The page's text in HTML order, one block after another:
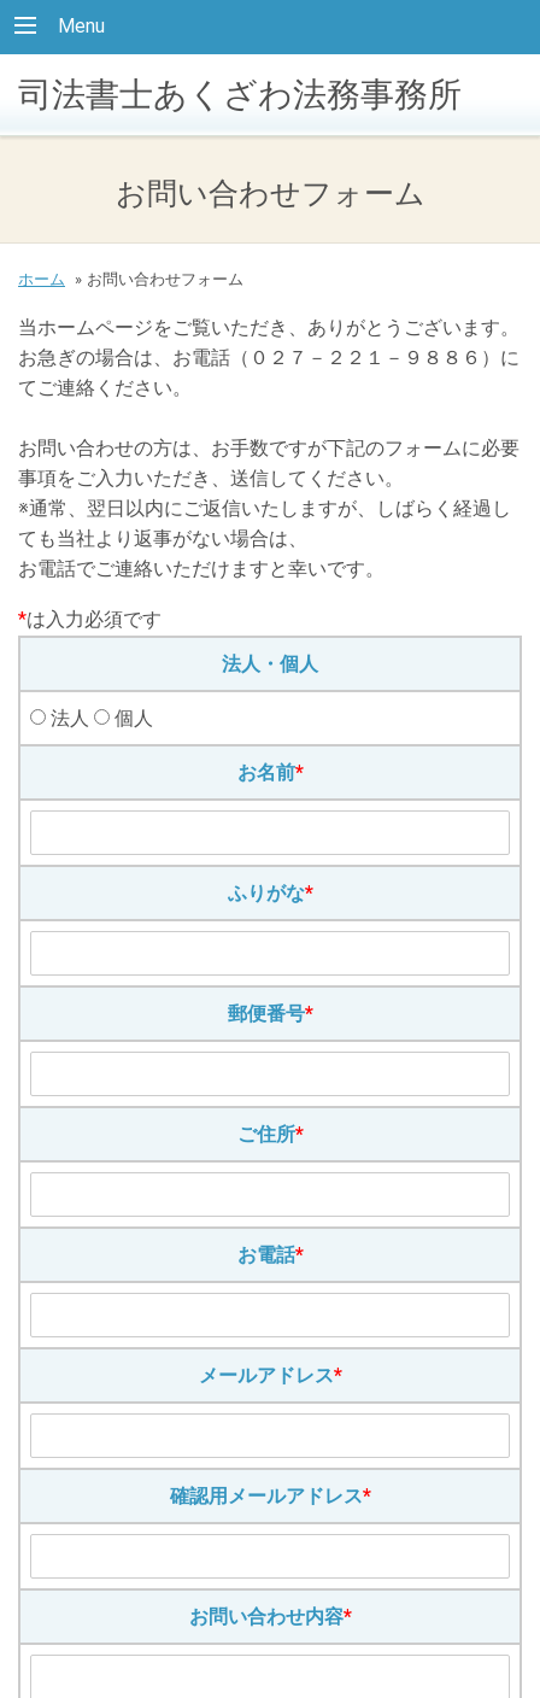
Menu
司法書士あくざわ法務事務所
お問い合わせフォーム
ホーム » お問い合わせフォーム
当ホームページをご覧いただき、ありがとうございます。
お急ぎの場合は、お電話（０２７－２２１－９８８６）に
てご連絡ください。
お問い合わせの方は、お手数ですが下記のフォームに必要
事項をご入力いただき、送信してください。
※通常、翌日以内にご返信いたしますが、しばらく経過し
ても当社より返事がない場合は、
お電話でご連絡いただけますと幸いです。
*は入力必須です
法人・個人
法人 個人
お名前*
ふりがな*
郵便番号*
ご住所*
お電話*
メールアドレス*
確認用メールアドレス*
お問い合わせ内容*